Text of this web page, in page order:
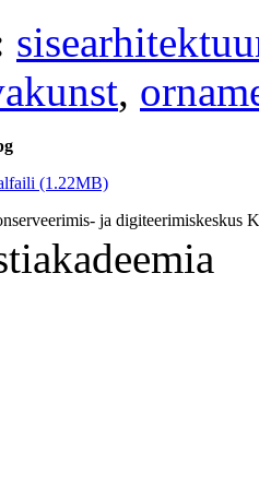
,
(1.22MB)
ja digiteerimiskeskus